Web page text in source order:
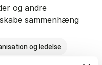
og andre
sammenhæng
og ledelse